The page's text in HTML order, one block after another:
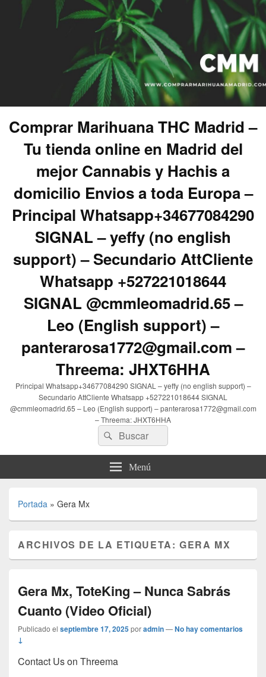
Comprar Marihuana THC Madrid –
Tu tienda online en Madrid del
mejor Cannabis y Hachis a
domicilio Envios a toda Europa –
Principal Whatsapp+34677084290
SIGNAL – yeffy (no english
support) – Secundario AttCliente
Whatsapp +527221018644
SIGNAL @cmmleomadrid.65 –
Leo (English support) –
panterarosa1772@gmail.com –
Threema: JHXT6HHA
Principal Whatsapp+34677084290 SIGNAL – yeffy (no english support) –
Secundario AttCliente Whatsapp +527221018644 SIGNAL
@cmmleomadrid.65 – Leo (English support) – panterarosa1772@gmail.com
– Threema: JHXT6HHA
Buscar
por:
Buscar
Menú
Portada » Gera Mx
ARCHIVOS DE LA ETIQUETA:GERA MX
Gera Mx, ToteKing – Nunca Sabrás
Cuanto (Video Oficial)
Publicado el septiembre 17, 2025poradmin—No hay comentarios
↓
Contact Us on Threema